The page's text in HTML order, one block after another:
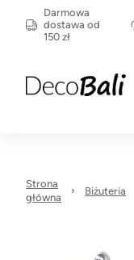
Darmowa
dostawa od
150 zł
Strona
główna
Biżuteria